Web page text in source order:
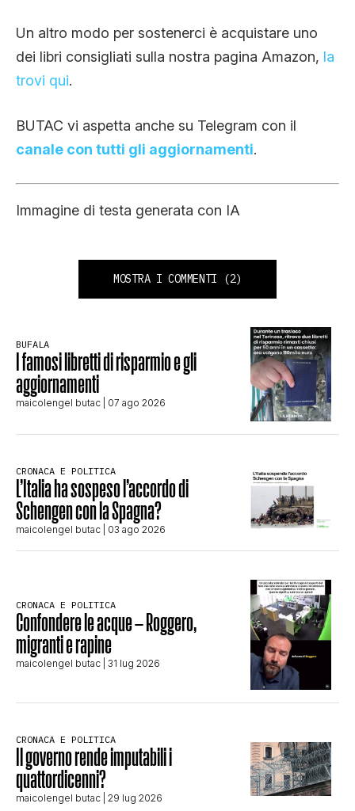
Un altro modo per sostenerci è acquistare uno
dei libri consigliati sulla nostra pagina Amazon, la
trovi qui.
BUTAC vi aspetta anche su Telegram con il
canale con tutti gli aggiornamenti.
Immagine di testa generata con IA
MOSTRA I COMMENTI (2)
BUFALA
I famosi libretti di risparmio e gli
aggiornamenti
maicolengel butac | 07 ago 2026
CRONACA E POLITICA
L’Italia ha sospeso l’accordo di
Schengen con la Spagna?
maicolengel butac | 03 ago 2026
CRONACA E POLITICA
Confondere le acque – Roggero,
migranti e rapine
maicolengel butac | 31 lug 2026
CRONACA E POLITICA
Il governo rende imputabili i
quattordicenni?
maicolengel butac | 29 lug 2026